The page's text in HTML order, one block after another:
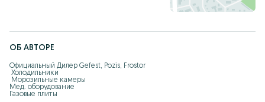
ОБ АВТОРЕ
Официальный Дилер Gefest, Pozis, Frostor
Мед. оборудование
Газовые плиты